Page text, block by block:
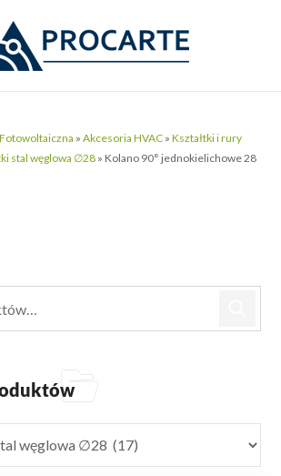
»Akcesoria HVAC »Kształtki i rury
stal węglowa ∅28 » Kolano 90° jednokielichowe 28